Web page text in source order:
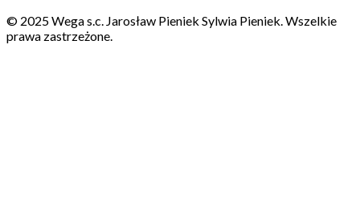
© 2025 Wega s.c. Jarosław Pieniek Sylwia Pieniek. Wszelkie
prawa zastrzeżone.